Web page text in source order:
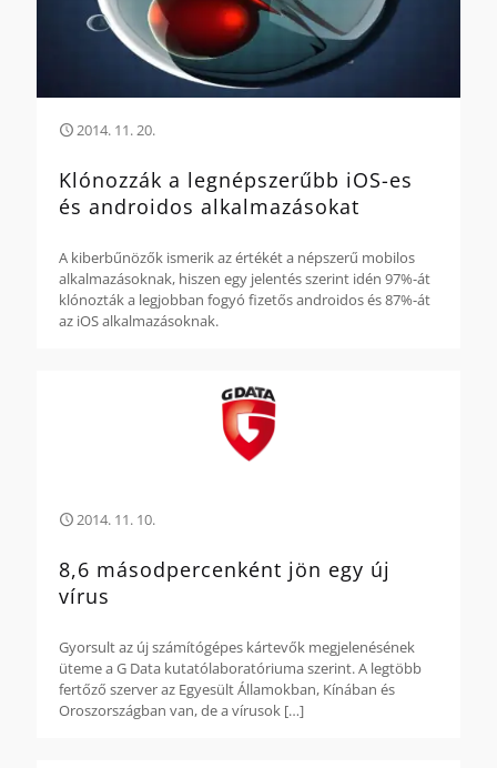
2014. 11. 20.
Klónozzák a legnépszerűbb iOS-es
és androidos alkalmazásokat
A kiberbűnözők ismerik az értékét a népszerű mobilos
alkalmazásoknak, hiszen egy jelentés szerint idén 97%-át
klónozták a legjobban fogyó fizetős androidos és 87%-át
az iOS alkalmazásoknak.
2014. 11. 10.
8,6 másodpercenként jön egy új
vírus
Gyorsult az új számítógépes kártevők megjelenésének
üteme a G Data kutatólaboratóriuma szerint. A legtöbb
fertőző szerver az Egyesült Államokban, Kínában és
Oroszországban van, de a vírusok […]